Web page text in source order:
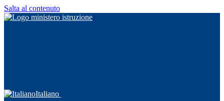
Salta al contenuto
Italiano